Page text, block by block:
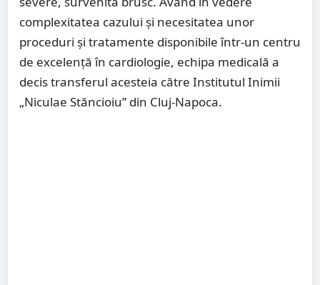
complexitatea cazului și necesitatea unor
proceduri și tratamente disponibile într-un centru
de excelență în cardiologie, echipa medicală a
decis transferul acesteia către Institutul Inimii
„Niculae Stăncioiu” din Cluj-Napoca.